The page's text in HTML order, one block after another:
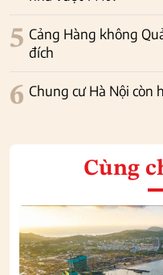
5 Cảng Hàng không
đích
6 Chung cư Hà Nội còn
Cùng